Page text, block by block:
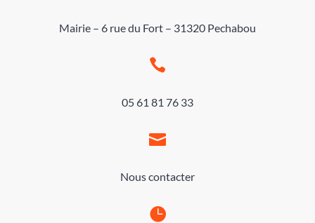
Mairie – 6 rue du Fort – 31320 Pechabou

05 61 81 76 33

Nous contacter
